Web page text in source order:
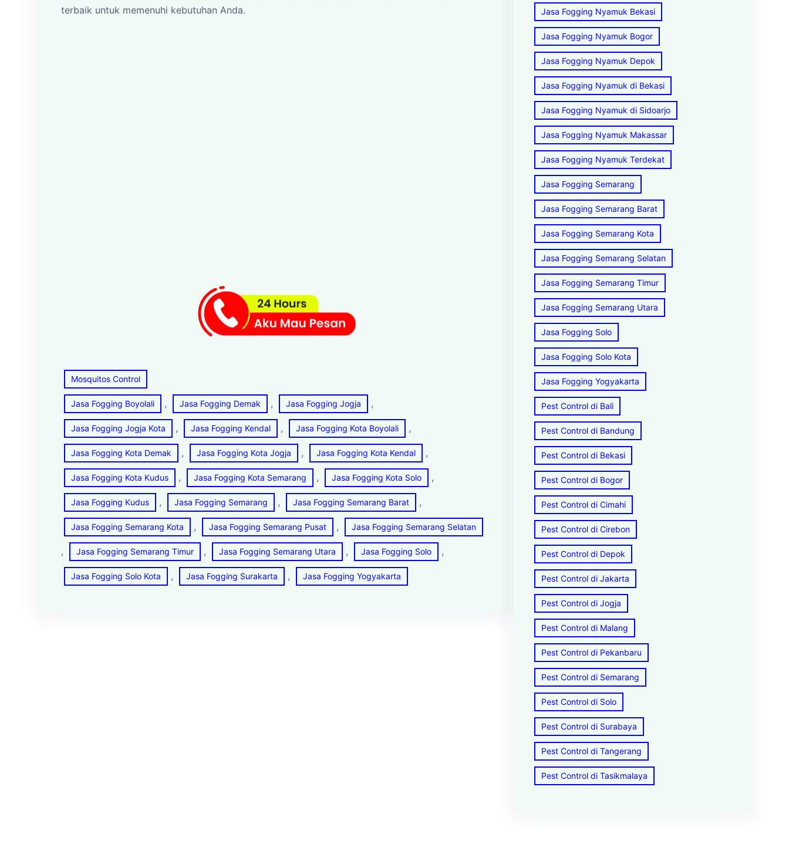
terbaik untuk memenuhi kebutuhan Anda.
Mosquitos Control
Jasa Fogging Boyolali , Jasa Fogging Demak , Jasa Fogging Jogja ,
Jasa Fogging Jogja Kota , Jasa Fogging Kendal , Jasa Fogging Kota Boyolali ,
Jasa Fogging Kota Demak , Jasa Fogging Kota Jogja , Jasa Fogging Kota Kendal ,
Jasa Fogging Kota Kudus , Jasa Fogging Kota Semarang , Jasa Fogging Kota Solo ,
Jasa Fogging Kudus , Jasa Fogging Semarang , Jasa Fogging Semarang Barat ,
Jasa Fogging Semarang Kota , Jasa Fogging Semarang Pusat , Jasa Fogging Semarang Selatan
, Jasa Fogging Semarang Timur , Jasa Fogging Semarang Utara , Jasa Fogging Solo ,
Jasa Fogging Solo Kota , Jasa Fogging Surakarta , Jasa Fogging Yogyakarta
Jasa Fogging Nyamuk Bekasi
Jasa Fogging Nyamuk Bogor
Jasa Fogging Nyamuk Depok
Jasa Fogging Nyamuk di Bekasi
Jasa Fogging Nyamuk di Sidoarjo
Jasa Fogging Nyamuk Makassar
Jasa Fogging Nyamuk Terdekat
Jasa Fogging Semarang
Jasa Fogging Semarang Barat
Jasa Fogging Semarang Kota
Jasa Fogging Semarang Selatan
Jasa Fogging Semarang Timur
Jasa Fogging Semarang Utara
Jasa Fogging Solo
Jasa Fogging Solo Kota
Jasa Fogging Yogyakarta
Pest Control di Bali
Pest Control di Bandung
Pest Control di Bekasi
Pest Control di Bogor
Pest Control di Cimahi
Pest Control di Cirebon
Pest Control di Depok
Pest Control di Jakarta
Pest Control di Jogja
Pest Control di Malang
Pest Control di Pekanbaru
Pest Control di Semarang
Pest Control di Solo
Pest Control di Surabaya
Pest Control di Tangerang
Pest Control di Tasikmalaya